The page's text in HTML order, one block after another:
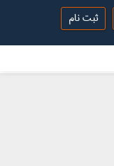
ثبت نام